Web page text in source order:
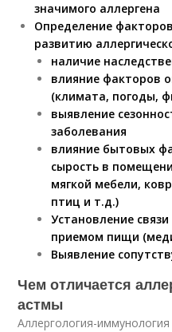
значимого аллергена
Определение
развитию
наличие
влияние факторов
(климата, погоды,
выявление
заболевания
влияние бытовых
сырость в
мягкой мебели,
птиц и т.д.)
Установление
приемом пищи
Выявление
Чем отличается
астмы
Аллергология-иммунология